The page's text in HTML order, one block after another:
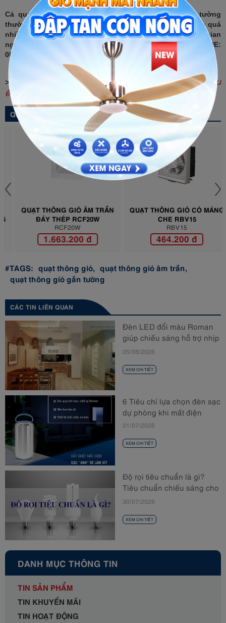
Cả quạt thông gió âm trần và quạt thông gió gắn tường
thường đều được thiết kế tinh tế, sang trọng, không tốn quá
nhiều diện tích lắp đặt, mang lại tính thẩm mỹ cho không gian
ngôi nhà của bạn. Mọi thông tin chi tiết liên hệ HOTLINE:
0886002825 để được tư vấn và hỗ trợ tốt nhất.
>> Tham khảo:
Quạt thông gió Roman - Hút mùi siêu
êm, không gây tiếng ồn
QUẠT THÔNG GIÓ
QUẠT THÔNG GIÓ ÂM TRẦN
ĐÁY THÉP RCF20W
RCF20W
1.663.200 đ
QUẠT THÔNG GIÓ CÓ MÁNG
CHE RBV15
RBV15
464.200 đ
#TAGS: quạt thông gió,
quạt thông gió âm trần,
quạt thông gió gắn tường
CÁC TIN LIÊN QUAN
Đèn LED đổi màu Roman
giúp chiếu sáng hỗ trợ nhịp
sinh học
05/08/2026
XEM CHI TIẾT
6 Tiêu chí lựa chọn đèn sạc
dự phòng khi mất điện
31/07/2026
XEM CHI TIẾT
Độ rọi tiêu chuẩn là gì?
Tiêu chuẩn chiếu sáng cho
từng không gian
30/07/2026
XEM CHI TIẾT
DANH MỤC THÔNG TIN
TIN SẢN PHẨM
TIN KHUYẾN MÃI
TIN HOẠT ĐỘNG